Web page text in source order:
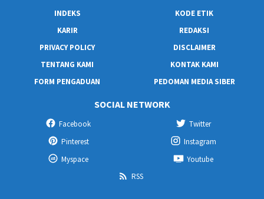
INDEKS
KODE ETIK
KARIR
REDAKSI
PRIVACY POLICY
DISCLAIMER
TENTANG KAMI
KONTAK KAMI
FORM PENGADUAN
PEDOMAN MEDIA SIBER
SOCIAL NETWORK
Facebook
Twitter
Pinterest
Instagram
Myspace
Youtube
RSS